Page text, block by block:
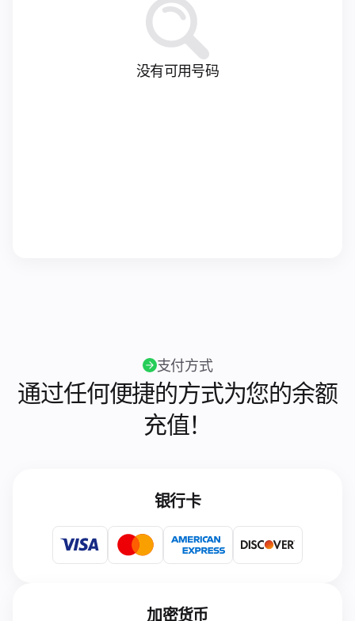
没有可用号码
支付方式
通过任何便捷的方式为您的余额
充值！
银行卡
加密货币